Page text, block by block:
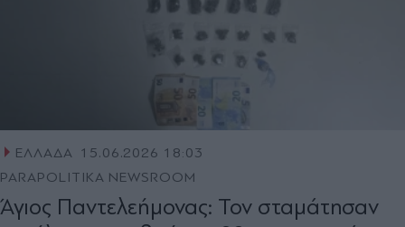
ΕΛΛΑΔΑ
15.06.2026 18:03
PARAPOLITIKA NEWSROOM
Άγιος Παντελεήμονας: Τον σταμάτησαν